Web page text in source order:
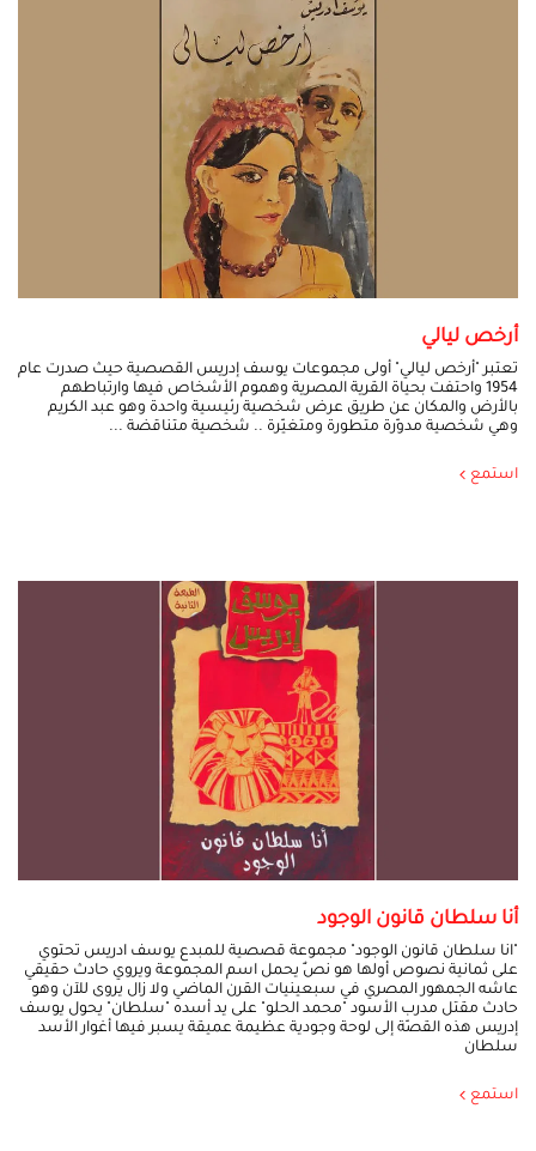
أرخص ليالي
تعتبر "أرخص ليالي" أولى مجموعات يوسف إدريس القصصية حيث صدرت عام
1954 واحتفت بحياة القرية المصرية وهموم الأشخاص فيها وارتباطهم
بالأرض والمكان عن طريق عرض شخصية رئيسية واحدة وهو عبد الكريم
وهي شخصية مدوّرة متطورة ومتغيّرة .. شخصية متناقضة ...
استمع
أنا سلطان قانون الوجود
"انا سلطان قانون الوجود" مجموعة قصصية للمبدع يوسف ادريس تحتوي
على ثمانية نصوص أولها هو نصٌ يحمل اسم المجموعة ويروي حادث حقيقي
عاشه الجمهور المصري في سبعينيات القرن الماضي ولا زال يروى للآن وهو
حادث مقتل مدرب الأسود "محمد الحلو" على يد أسده "سلطان" يحول يوسف
إدريس هذه القصّة إلى لوحة وجودية عظيمة عميقة يسبر فيها أغوار الأسد
سلطان
استمع